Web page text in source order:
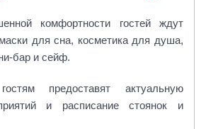
комфортности гостей ждут
для сна, косметика для душа,
бар и сейф.
предоставят актуальную
и расписание стоянок и